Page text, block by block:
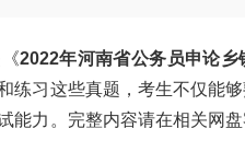
2022年河南省公务员申论乡
练习这些真题，考生不仅能
能力。完整内容请在相关网